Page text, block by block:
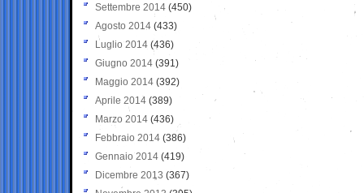
Settembre 2014 (450)
Agosto 2014 (433)
Luglio 2014 (436)
Giugno 2014 (391)
Maggio 2014 (392)
Aprile 2014 (389)
Marzo 2014 (436)
Febbraio 2014 (386)
Gennaio 2014 (419)
Dicembre 2013 (367)